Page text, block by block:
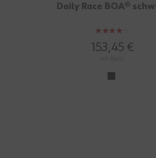
Daily Race BOA®
Bewertung:
83%
153,45 €